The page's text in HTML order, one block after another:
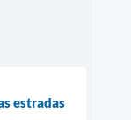
estradas